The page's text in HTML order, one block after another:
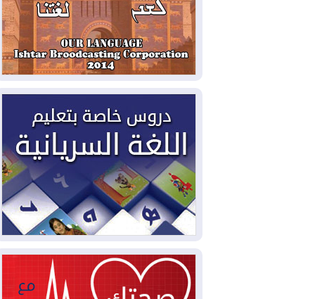
2026-08-04بيترو يشكو تزوير الانتخابات
الرئاسية ويحذر من "حرب أهلية" في
كولومبيا
2026-08-03رئيس إقليم كوردستان في
2026-08-03العراق يؤكد مجدداً التزامه
بمنع الهجمات على الدول المجاورة
2026-08-03العجز والاقتراض يطوقان
المالية العراقية.. اقتراض يتجاوز 3 تريليونات
دينار!
2026-08-03كوبا تغرق في الظلام مجددا
2026-08-03
أوامر بإجلاء 60 ألف شخص
بسبب الحرائق في ولاية واشنطن